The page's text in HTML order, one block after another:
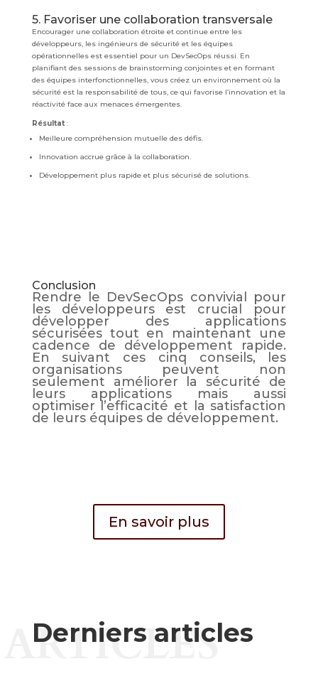
5. Favoriser une collaboration transversale
Encourager une collaboration étroite et continue entre les
développeurs, les ingénieurs de sécurité et les équipes
opérationnelles est essentiel pour un DevSecOps réussi. En
planifiant des sessions de brainstorming conjointes et en formant
des équipes interfonctionnelles, vous créez un environnement où la
sécurité est la responsabilité de tous, ce qui favorise l’innovation et la
réactivité face aux menaces émergentes.
Résultat:
Meilleure compréhension mutuelle des défis.
Innovation accrue grâce à la collaboration.
Développement plus rapide et plus sécurisé de solutions.
Conclusion
Rendre le DevSecOps convivial pour
les développeurs est crucial pour
développer des applications
sécurisées tout en maintenant une
cadence de développement rapide.
En suivant ces cinq conseils, les
organisations peuvent non
seulement améliorer la sécurité de
leurs applications mais aussi
optimiser l’efficacité et la satisfaction
de leurs équipes de développement.
En savoir plus
Derniers articles
ARTICLES